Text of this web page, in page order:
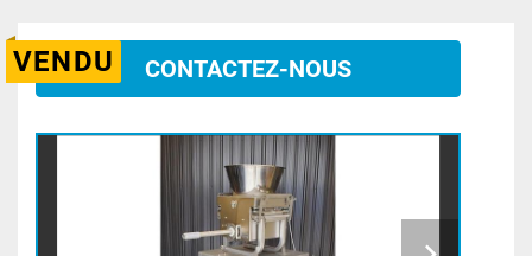
VENDU CONTACTEZ-NOUS